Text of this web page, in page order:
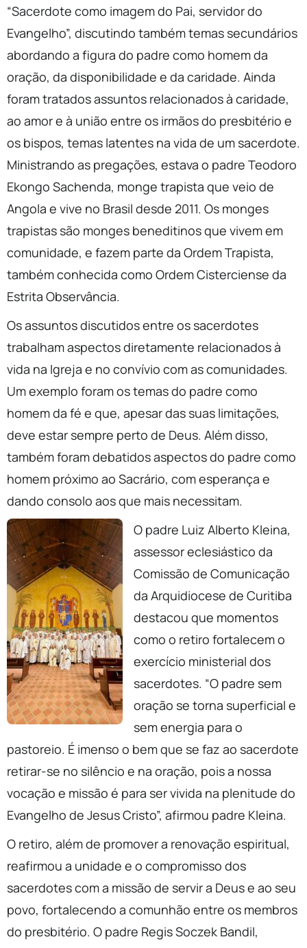
“Sacerdote como imagem do Pai, servidor do
Evangelho”, discutindo também temas secundários
abordando a figura do padre como homem da
oração, da disponibilidade e da caridade. Ainda
foram tratados assuntos relacionados à caridade,
ao amor e à união entre os irmãos do presbitério e
os bispos, temas latentes na vida de um sacerdote.
Ministrando as pregações, estava o padre Teodoro
Ekongo Sachenda, monge trapista que veio de
Angola e vive no Brasil desde 2011. Os monges
trapistas são monges beneditinos que vivem em
comunidade, e fazem parte da Ordem Trapista,
também conhecida como Ordem Cisterciense da
Estrita Observância.
Os assuntos discutidos entre os sacerdotes
trabalham aspectos diretamente relacionados à
vida na Igreja e no convívio com as comunidades.
Um exemplo foram os temas do padre como
homem da fé e que, apesar das suas limitações,
deve estar sempre perto de Deus. Além disso,
também foram debatidos aspectos do padre como
homem próximo ao Sacrário, com esperança e
dando consolo aos que mais necessitam.
O padre Luiz Alberto Kleina,
assessor eclesiástico da
Comissão de Comunicação
da Arquidiocese de Curitiba
destacou que momentos
como o retiro fortalecem o
exercício ministerial dos
sacerdotes. “O padre sem
oração se torna superficial e
sem energia para o
pastoreio. É imenso o bem que se faz ao sacerdote
retirar-se no silêncio e na oração, pois a nossa
vocação e missão é para ser vivida na plenitude do
Evangelho de Jesus Cristo”, afirmou padre Kleina.
O retiro, além de promover a renovação espiritual,
reafirmou a unidade e o compromisso dos
sacerdotes com a missão de servir a Deus e ao seu
povo, fortalecendo a comunhão entre os membros
do presbitério. O padre Regis Soczek Bandil,